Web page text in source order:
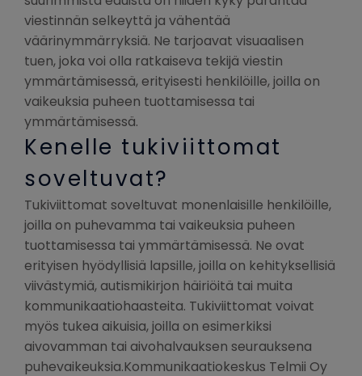
viestinnän selkeyttä ja vähentää
väärinymmärryksiä. Ne tarjoavat visuaalisen
tuen, joka voi olla ratkaiseva tekijä viestin
ymmärtämisessä, erityisesti henkilöille, joilla on
vaikeuksia puheen tuottamisessa tai
ymmärtämisessä.
Kenelle tukiviittomat
soveltuvat?
Tukiviittomat soveltuvat monenlaisille henkilöille,
joilla on puhevamma tai vaikeuksia puheen
tuottamisessa tai ymmärtämisessä. Ne ovat
erityisen hyödyllisiä lapsille, joilla on kehityksellisiä
viivästymiä, autismikirjon häiriöitä tai muita
kommunikaatiohaasteita. Tukiviittomat voivat
myös tukea aikuisia, joilla on esimerkiksi
aivovamman tai aivohalvauksen seurauksena
puhevaikeuksia.Kommunikaatiokeskus Telmii Oy